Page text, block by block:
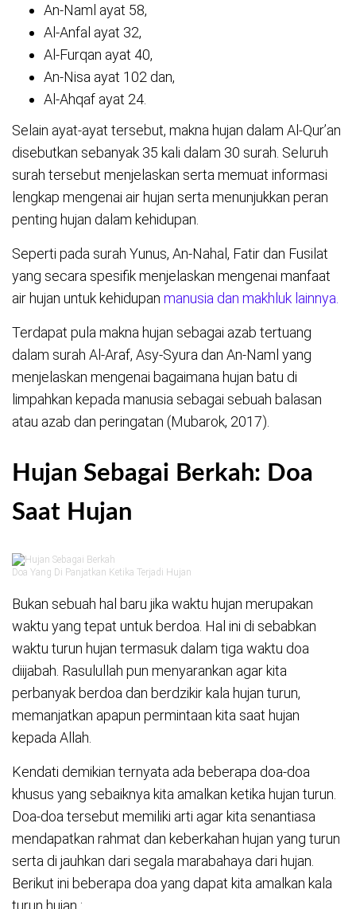
An-Naml ayat 58,
Al-Anfal ayat 32,
Al-Furqan ayat 40,
An-Nisa ayat 102 dan,
Al-Ahqaf ayat 24.
Selain ayat-ayat tersebut, makna hujan dalam Al-Qur’an
disebutkan sebanyak 35 kali dalam 30 surah. Seluruh
surah tersebut menjelaskan serta memuat informasi
lengkap mengenai air hujan serta menunjukkan peran
penting hujan dalam kehidupan.
Seperti pada surah Yunus, An-Nahal, Fatir dan Fusilat
yang secara spesifik menjelaskan mengenai manfaat
air hujan untuk kehidupan manusia dan makhluk lainnya.
Terdapat pula makna hujan sebagai azab tertuang
dalam surah Al-Araf, Asy-Syura dan An-Naml yang
menjelaskan mengenai bagaimana hujan batu di
limpahkan kepada manusia sebagai sebuah balasan
atau azab dan peringatan (Mubarok, 2017).
Hujan Sebagai Berkah: Doa
Saat Hujan
Doa Yang Di Panjatkan Ketika Terjadi Hujan
Bukan sebuah hal baru jika waktu hujan merupakan
waktu yang tepat untuk berdoa. Hal ini di sebabkan
waktu turun hujan termasuk dalam tiga waktu doa
diijabah. Rasulullah pun menyarankan agar kita
perbanyak berdoa dan berdzikir kala hujan turun,
memanjatkan apapun permintaan kita saat hujan
kepada Allah.
Kendati demikian ternyata ada beberapa doa-doa
khusus yang sebaiknya kita amalkan ketika hujan turun.
Doa-doa tersebut memiliki arti agar kita senantiasa
mendapatkan rahmat dan keberkahan hujan yang turun
serta di jauhkan dari segala marabahaya dari hujan.
Berikut ini beberapa doa yang dapat kita amalkan kala
turun hujan :